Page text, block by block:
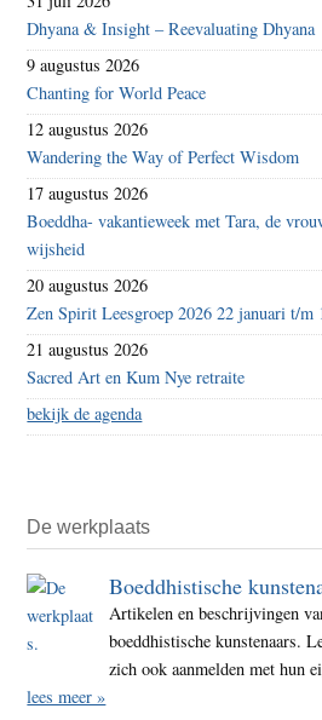
Dhyana & Insight – Reevaluating Dhyana
9 augustus 2026
Chanting for World Peace
12 augustus 2026
Wandering the Way of Perfect Wisdom
17 augustus 2026
Boeddha- vakantieweek met Tara, de
wijsheid
20 augustus 2026
Zen Spirit Leesgroep 2026 22 januari t/m
21 augustus 2026
Sacred Art en Kum Nye retraite
bekijk de agenda
De werkplaats
Boeddhistische
Artikelen en beschrijvingen
boeddhistische kunstenaars.
zich ook aanmelden met hun
lees meer »